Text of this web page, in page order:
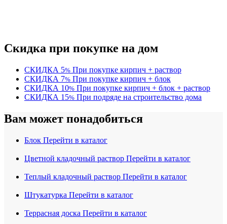
Скидка при покупке на дом
СКИДКА 5% При покупке кирпич + раствор
СКИДКА 7% При покупке кирпич + блок
СКИДКА 10% При покупке кирпич + блок + раствор
СКИДКА 15% При подряде на строительство дома
Вам может понадобиться
Блок Перейти в каталог
Цветной кладочный раствор Перейти в каталог
Теплый кладочный раствор Перейти в каталог
Штукатурка Перейти в каталог
Террасная доска Перейти в каталог